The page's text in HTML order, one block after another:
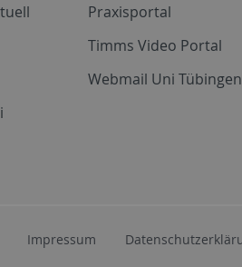
Praxisportal
Timms Video Portal
Webmail Uni Tübingen
Impressum